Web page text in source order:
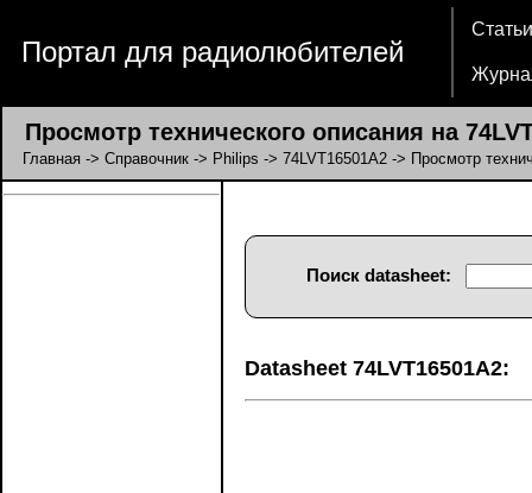
Портал для радиолюбителей
Статьи
Просмотр технического описания на
Главная -> Справочник -> Philips -> 74LVT16501A2 -> Просмотр
Поиск datasheet:
Datasheet 74LVT16501A2: